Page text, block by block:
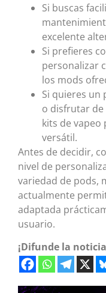
Si buscas
excelente
Si prefieres
personalizar
los mods
Si quieres
o disfrutar de
kits de vapeo
versátil.
Antes de decidir,
nivel de
variedad de pods,
actualmente
adaptada
usuario.
¡Difunde la